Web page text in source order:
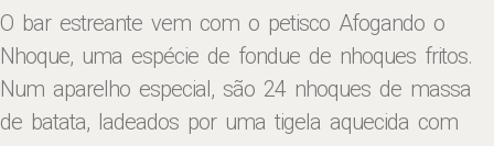
O bar estreante vem com o petisco Afogando o
Nhoque, uma espécie de fondue de nhoques fritos.
Num aparelho especial, são 24 nhoques de massa
de batata, ladeados por uma tigela aquecida com